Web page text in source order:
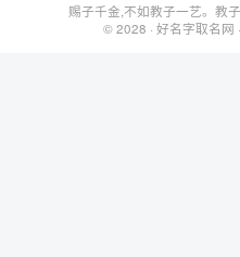
赐子千金,不如教子一艺。教
© 2028 · 好名字取名网